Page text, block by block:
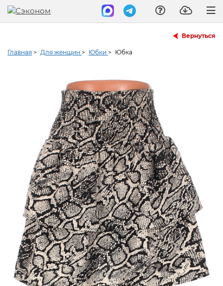
Вернуться
Главная > Для женщин > Юбки > Юбка